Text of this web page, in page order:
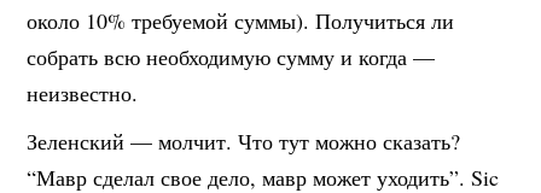
около 10% требуемой суммы). Получиться ли
собрать всю необходимую сумму и когда —
неизвестно.
Зеленский — молчит. Что тут можно сказать?
“Мавр сделал свое дело, мавр может уходить”. Sic